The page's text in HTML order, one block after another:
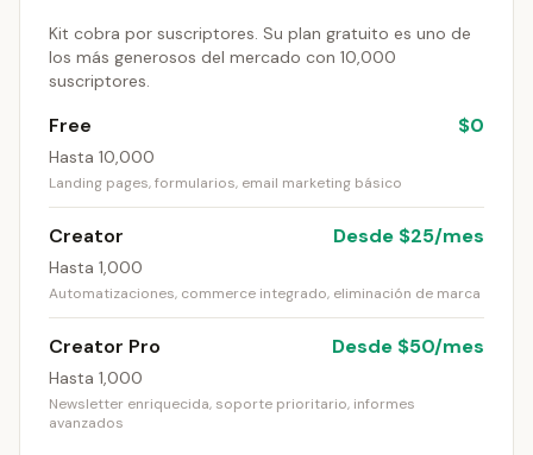
Kit cobra por suscriptores. Su plan gratuito es uno de
los más generosos del mercado con 10,000
suscriptores.
Free $0
Hasta 10,000
Landing pages, formularios, email marketing básico
Creator Desde $25/mes
Hasta 1,000
Automatizaciones, commerce integrado, eliminación de marca
Creator Pro Desde $50/mes
Hasta 1,000
Newsletter enriquecida, soporte prioritario, informes
avanzados